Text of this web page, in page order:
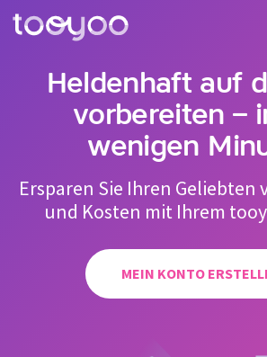
Abonnement
Dienstleistungen
Vorlagen & Assistenten
LOGIN
MEIN KONTO ERSTELLEN
Heldenhaft auf
vorbereiten –
wenigen
Ersparen Sie Ihren Geliebten
und Kosten mit Ihrem
MEIN KONTO